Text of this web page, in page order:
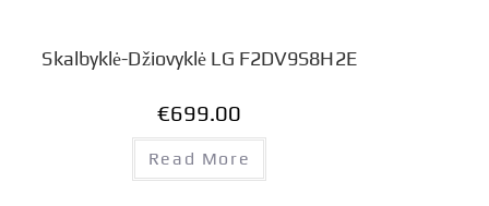
Skalbyklė-Džiovyklė LG F2DV9S8H2E
€699.00
Read More